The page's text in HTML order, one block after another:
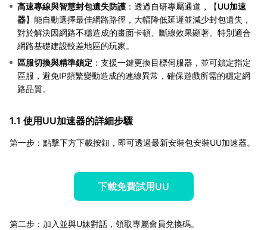
高速專線與智慧封包遺失防護 ：透過自研專屬通道，【UU加速
器】能自動選擇最佳網路路徑，大幅降低延遲並減少封包遺失，
對於解決因網路不穩造成的畫面卡頓、斷線效果顯著。特別適合
網路基礎建設較差地區的玩家。
區服切換與精準鎖定 ：支援一鍵更換目標伺服器，並可鎖定指定
區服，避免IP頻繁變動造成的連線異常，確保遊戲所需的穩定網
路品質。
1.1 使用UU加速器的詳細步驟
第一步：點擊下方下載按鈕，即可透過最新安裝包安裝UU加速器。
下載免費試用UU
第二步：加入並與U妹對話，領取專屬會員兌換碼。